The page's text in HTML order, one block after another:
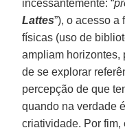
incessantemente: “
Lattes”), o acesso
físicas (uso de
ampliam horizontes,
de se explorar
percepção de que
quando na verdade
criatividade. Por fim,